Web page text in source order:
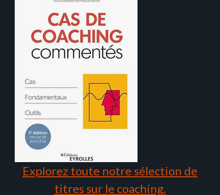
Explorez toute notre sélection de
titres sur le coaching.